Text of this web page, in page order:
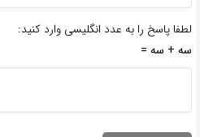
لطفا پاسخ را به عدد انگلیسی وارد کنید:
سه + سه =